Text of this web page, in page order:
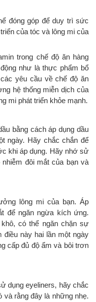
đóng góp để duy trì sức
của tóc và lông mi của
trong chế độ ăn hàng
như là thực phẩm bổ
yêu cầu về chế độ ăn
hệ thống miễn dịch của
mi phát triển khỏe mạnh.
bằng cách áp dụng dầu
ngày. Hãy chắc chắn để
khi áp dụng. Hãy nhớ sử
đôi mắt của bạn và
lông mi của bạn. Áp
để ngăn ngừa kích ứng.
có thể ngăn chặn sự
này hai lần một ngày
cấp đủ độ ẩm và bôi trơn
dụng eyeliners, hãy chắc
và rằng đây là những nhẹ.